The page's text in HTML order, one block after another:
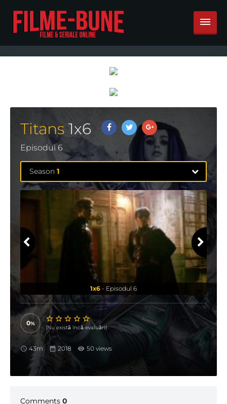
Titans1x6
Episodul 6
Season 1
Season
1x6 - Episodul 6
0
(Nu există încă evaluări)
43m 2018 50 views
Comments 0